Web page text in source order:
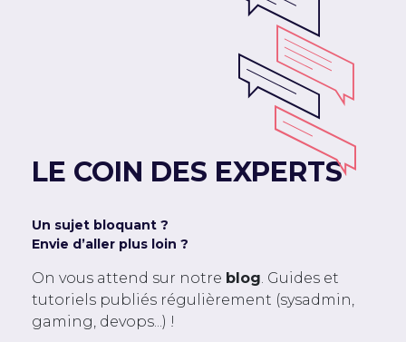
LE COIN DES EXPERTS
Un sujet bloquant ?
Envie d’aller plus loin ?
On vous attend sur notre blog. Guides et
tutoriels publiés régulièrement (sysadmin,
gaming, devops...) !